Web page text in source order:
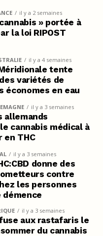
il y a 2 semaines
» portée à
la loi RIPOST
il y a 4 semaines
tente
variétés de
économes en eau
il y a 3 semaines
allemands
cannabis médical à
THC
il y a 3 semaines
donne des
contre
les personnes
il y a 3 semaines
aux rastafaris le
du cannabis